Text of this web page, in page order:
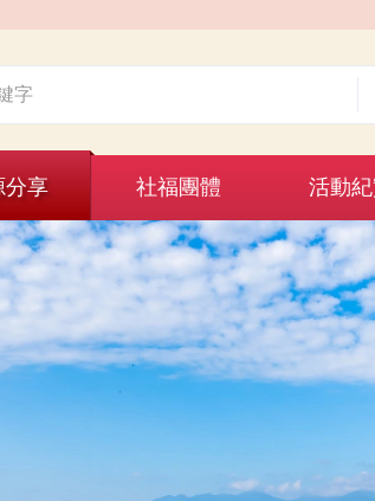
分享 社福團體 活動